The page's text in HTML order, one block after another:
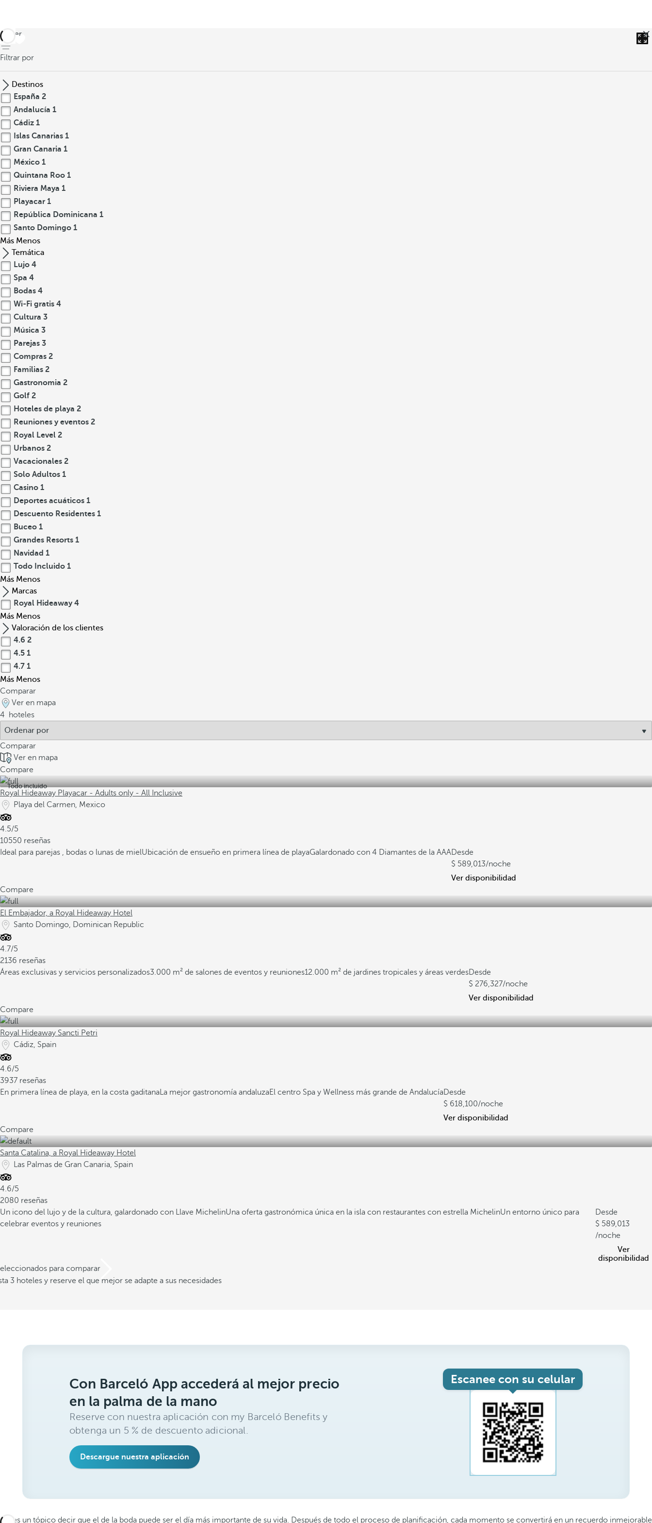
volver
Filtrar por
Destinos
España 2
Andalucía 1
Cádiz 1
Islas Canarias 1
Gran Canaria 1
México 1
Quintana Roo 1
Riviera Maya 1
Playacar 1
República Dominicana 1
Santo Domingo 1
Más Menos
Temática
Lujo 4
Spa 4
Bodas 4
Wi-Fi gratis 4
Cultura 3
Música 3
Parejas 3
Compras 2
Familias 2
Gastronomia 2
Golf 2
Hoteles de playa 2
Reuniones y eventos 2
Royal Level 2
Urbanos 2
Vacacionales 2
Solo Adultos 1
Casino 1
Deportes acuáticos 1
Descuento Residentes 1
Buceo 1
Grandes Resorts 1
Navidad 1
Todo Incluido 1
Más Menos
Marcas
Royal Hideaway 4
Más Menos
Valoración de los clientes
4.6 2
4.5 1
4.7 1
Más Menos
Comparar
Ver en mapa
4
hoteles
Comparar
Ver en mapa
Compare
Todo incluido
Royal Hideaway Playacar - Adults only - All Inclusive
Playa del Carmen, Mexico
4.5/5
10550 reseñas
Ideal para parejas , bodas o lunas de mielUbicación de ensueño en primera línea de playaGalardonado con 4 Diamantes de la AAADesde
589,013/noche
Ver disponibilidad
Compare
El Embajador, a Royal Hideaway Hotel
Santo Domingo, Dominican Republic
4.7/5
2136 reseñas
Áreas exclusivas y servicios personalizados3.000 m² de salones de eventos y reuniones12.000 m² de jardines tropicales y áreas verdesDesde
276,327/noche
Ver disponibilidad
Compare
Royal Hideaway Sancti Petri
Cádiz, Spain
4.6/5
3937 reseñas
En primera línea de playa, en la costa gaditanaLa mejor gastronomía andaluzaEl centro Spa y Wellness más grande de AndalucíaDesde
618,100/noche
Ver disponibilidad
Compare
Santa Catalina, a Royal Hideaway Hotel
Las Palmas de Gran Canaria, Spain
4.6/5
2080 reseñas
Un icono del lujo y de la cultura, galardonado con Llave MichelinUna oferta gastronómica única en la isla con restaurantes con estrella MichelinUn entorno único para
celebrar eventos y reuniones
Desde
589,013
/noche
Ver
disponibilidad
para comparar
3 hoteles y reserve el que mejor se adapte a sus necesidades
Con Barceló App accederá al mejor precio
en la palma de la mano
Reserve con nuestra aplicación con my Barceló Benefits y
obtenga un 5 % de descuento adicional.
Descargue nuestra aplicación
Escanee con su celular
No es un tópico decir que el de la boda puede ser el día más importante de su vida. Después de todo el proceso de planificación, cada momento se convertirá en un recuerdo inmejorable